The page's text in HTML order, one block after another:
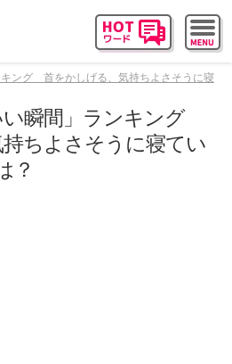
ング 首をかしげる、気持ちよさそうに寝
い瞬間」ランキング
ちよさそうに寝てい
？